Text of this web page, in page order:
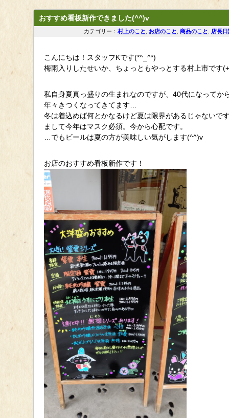
おすすめ看板新作できました(^^)v
カテゴリー： 村上のこと お店のこと 商品のこと 店長日
こんにちは！スタッフKです(*^_^*)
梅雨入りしたせいか、ちょっともやっとする村上市です
私自身夏真っ盛りの生まれなのですが、40代になってか
年々きつくなってきてます…
冬は着込めば何とかなるけど夏は限界があるじゃないで
まして今年はマスク必須。今から心配です。
…でもビールは夏の方が美味しい気がします(^^)v
お店のおすすめ看板新作です！